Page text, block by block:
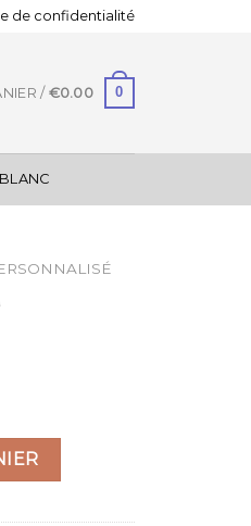
de confidentialité
/ €0.00 0